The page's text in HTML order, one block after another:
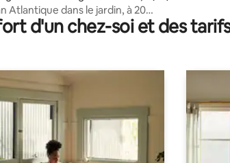
Atlantique dans le jardin, à 20
d'Halifax !
d'un chez-soi et des